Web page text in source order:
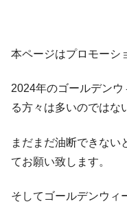
本ページはプロモーシ
2024年のゴールデン
る方々は多いのではな
まだまだ油断できない
てお願い致します。
そしてゴールデンウィ